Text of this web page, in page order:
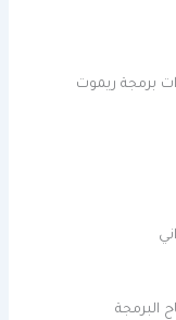
برمجة ريموت
البرمجة